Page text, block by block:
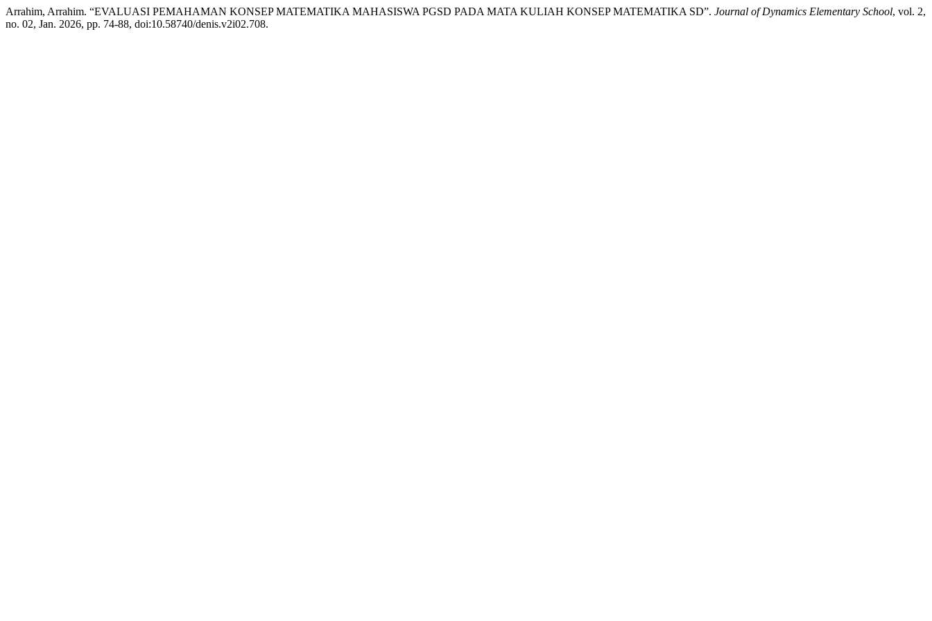
Arrahim, Arrahim. “EVALUASI PEMAHAMAN KONSEP MATEMATIKA MAHASISWA PGSD PADA MATA KULIAH KONSEP MATEMATIKA SD”. Journal of Dynamics Elementary School, vol. 2,
no. 02, Jan. 2026, pp. 74-88, doi:10.58740/denis.v2i02.708.